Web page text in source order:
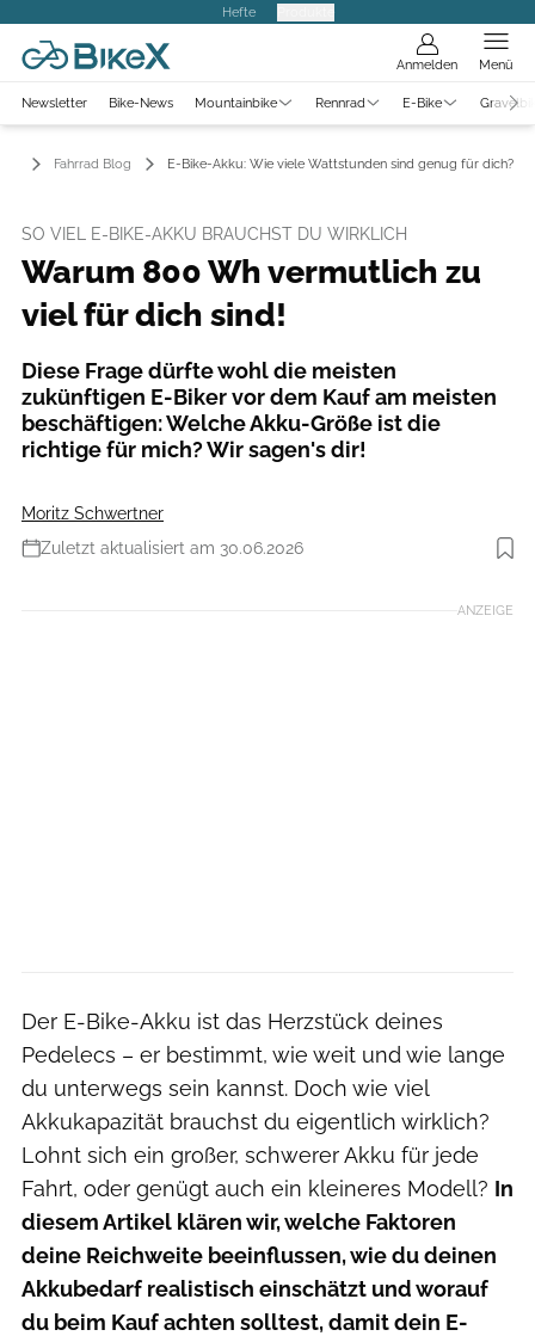
Hefte
Anmelden Menü
Newsletter Bike-News Mountainbike Rennrad E-Bike
Fahrrad Blog E-Bike-Akku: Wie viele Wattstunden sind genug für dich?
SO VIEL E-BIKE-AKKU BRAUCHST DU WIRKLICH
Warum 800 Wh vermutlich zu
viel für dich sind!
Diese Frage dürfte wohl die meisten
zukünftigen E-Biker vor dem Kauf am meisten
beschäftigen: Welche Akku-Größe ist die
richtige für mich? Wir sagen's dir!
Moritz Schwertner
Zuletzt aktualisiert am 30.06.2026
Foto: Chris Pauls
ANZEIGE
Der E-Bike-Akku ist das Herzstück deines
Pedelecs – er bestimmt, wie weit und wie lange
du unterwegs sein kannst. Doch wie viel
Akkukapazität brauchst du eigentlich wirklich?
Lohnt sich ein großer, schwerer Akku für jede
Fahrt, oder genügt auch ein kleineres Modell? In
diesem Artikel klären wir, welche Faktoren
deine Reichweite beeinflussen, wie du deinen
Akkubedarf realistisch einschätzt und worauf
du beim Kauf achten solltest, damit dein E-